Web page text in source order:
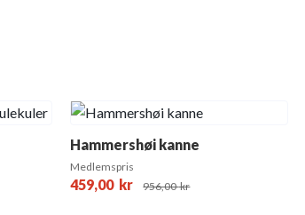
Hammershøi kanne
Medlemspris
459,00 kr 956,00kr